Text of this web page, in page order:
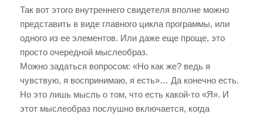
Так вот этого внутреннего свидетеля вполне можно
представить в виде главного цикла программы, или
одного из ее элементов. Или даже еще проще, это
просто очередной мыслеобраз.
Можно задаться вопросом: «Но как же? ведь я
чувствую, я воспринимаю, я есть»… Да конечно есть.
Но это лишь мысль о том, что есть какой-то «Я». И
этот мыслеобраз послушно включается, когда